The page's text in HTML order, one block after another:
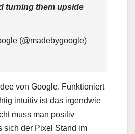
turning them upside
(@madebygoogle)
von Google. Funktioniert
intuitiv ist das irgendwie
muss man positiv
sich der Pixel Stand im